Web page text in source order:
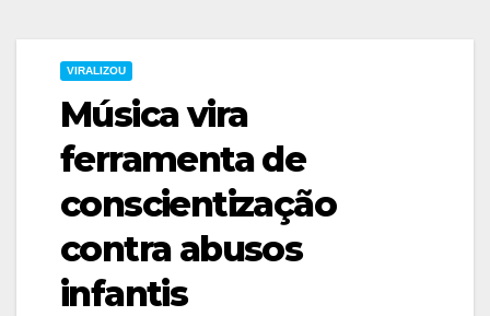
VIRALIZOU
Música vira
ferramenta de
conscientização
contra abusos
infantis